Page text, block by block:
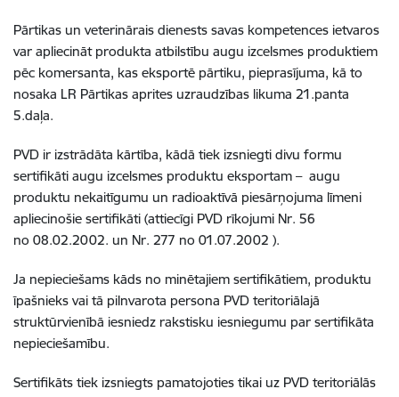
Pārtikas un veterinārais dienests savas kompetences ietvaros
var apliecināt produkta atbilstību augu izcelsmes produktiem
pēc komersanta, kas eksportē pārtiku, pieprasījuma, kā to
nosaka LR Pārtikas aprites uzraudzības likuma 21.panta
5.daļa.
PVD ir izstrādāta kārtība, kādā tiek izsniegti divu formu
sertifikāti augu izcelsmes produktu eksportam – augu
produktu nekaitīgumu un radioaktīvā piesārņojuma līmeni
apliecinošie sertifikāti (attiecīgi PVD rīkojumi Nr. 56
no 08.02.2002. un Nr. 277 no 01.07.2002 ).
Ja nepieciešams kāds no minētajiem sertifikātiem, produktu
īpašnieks vai tā pilnvarota persona PVD teritoriālajā
struktūrvienībā iesniedz rakstisku iesniegumu par sertifikāta
nepieciešamību.
Sertifikāts tiek izsniegts pamatojoties tikai uz PVD teritoriālās